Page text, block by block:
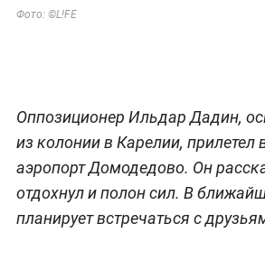
Фото: ©L!FE
Оппозиционер Ильдар Дадин,
из колонии в Карелии, прилетел
аэропорт Домодедово. Он
отдохнул и полон сил. В
планирует встречаться с